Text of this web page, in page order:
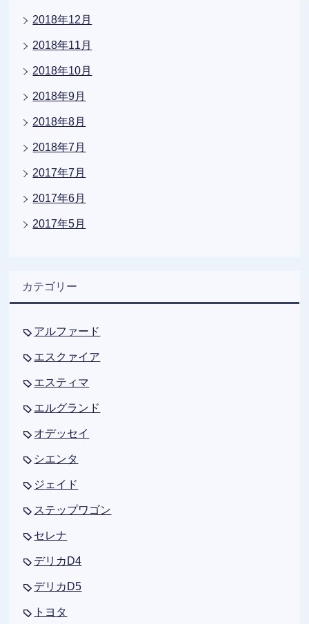
2018年12月
2018年11月
2018年10月
2018年9月
2018年8月
2018年7月
2017年7月
2017年6月
2017年5月
カテゴリー
アルファード
エスクァイア
エスティマ
エルグランド
オデッセイ
シエンタ
ジェイド
ステップワゴン
セレナ
デリカD4
デリカD5
トヨタ